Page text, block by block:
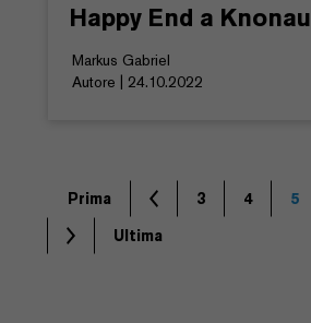
Happy End a Knonau
Markus Gabriel
Autore | 24.10.2022
Prima 3 4 5
Ultima